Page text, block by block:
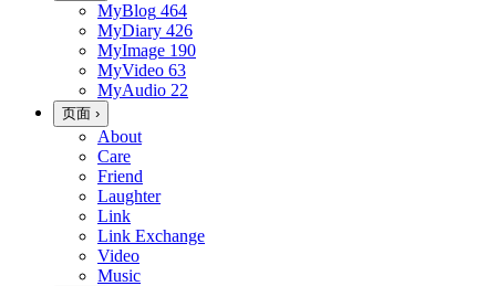
MyBlog 464
MyDiary 426
MyImage 190
MyVideo 63
MyAudio 22
页面 ›
About
Care
Friend
Laughter
Link
Link Exchange
Video
Music